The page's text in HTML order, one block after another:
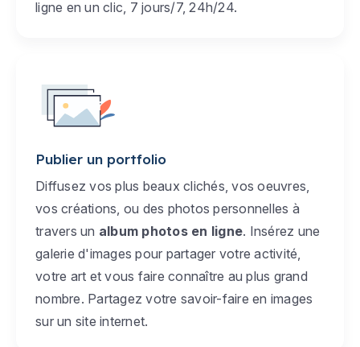
ligne en un clic, 7 jours/7, 24h/24.
Publier un portfolio
Diffusez vos plus beaux clichés, vos oeuvres,
vos créations, ou des photos personnelles à
travers un album photos en ligne. Insérez une
galerie d'images pour partager votre activité,
votre art et vous faire connaître au plus grand
nombre. Partagez votre savoir-faire en images
sur un site internet.